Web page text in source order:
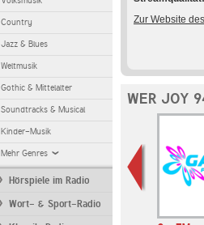
Country
Jazz & Blues
Weltmusik
Gothic & Mittelalter
Soundtracks & Musical
Kinder-Musik
Mehr Genres
Hörspiele im Radio
Wort- & Sport-Radio
Zur Website
WER JOY